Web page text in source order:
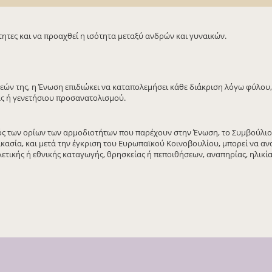
και να προαχθεί η ισότητα μεταξύ ανδρών και γυναικών.
της, η Ένωση επιδιώκει να καταπολεμήσει κάθε διάκριση λόγω
ή γενετήσιου προσανατολισμού.
των ορίων των αρμοδιοτήτων που παρέχουν στην Ένωση, το
και μετά την έγκριση του Ευρωπαϊκού Κοινοβουλίου, μπορεί να
ή εθνικής καταγωγής, θρησκείας ή πεποιθήσεων, αναπηρίας,